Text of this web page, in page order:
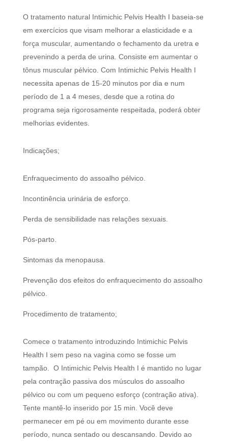
O tratamento natural Intimichic Pelvis Health I baseia-se
em exercícios que visam melhorar a elasticidade e a
força muscular, aumentando o fechamento da uretra e
prevenindo a perda de urina. Consiste em aumentar o
tônus ​​muscular pélvico. Com Intimichic Pelvis Health I
necessita apenas de 15-20 minutos por dia e num
período de 1 a 4 meses, desde que a rotina do
programa seja rigorosamente respeitada, poderá obter
melhorias evidentes.
Indicações;
Enfraquecimento do assoalho pélvico.
Incontinência urinária de esforço.
Perda de sensibilidade nas relações sexuais.
Pós-parto.
Sintomas da menopausa.
Prevenção dos efeitos do enfraquecimento do assoalho
pélvico.
Procedimento de tratamento;
Comece o tratamento introduzindo Intimichic Pelvis
Health I sem peso na vagina como se fosse um
tampão. O Intimichic Pelvis Health I é mantido no lugar
pela contração passiva dos músculos do assoalho
pélvico ou com um pequeno esforço (contração ativa).
Tente mantê-lo inserido por 15 min. Você deve
permanecer em pé ou em movimento durante esse
período, nunca sentado ou descansando. Devido ao